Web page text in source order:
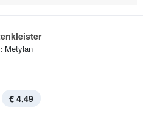
Metylan
€ 4,49